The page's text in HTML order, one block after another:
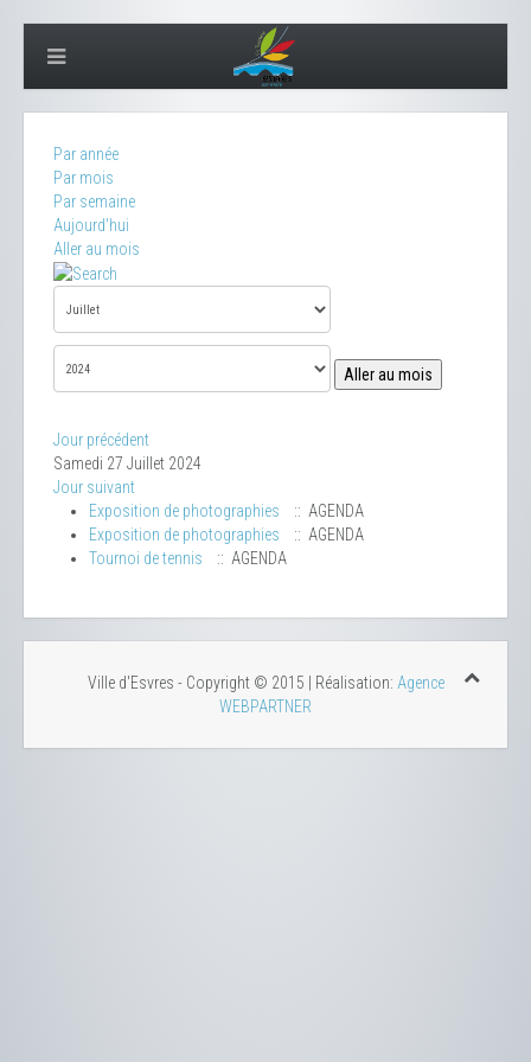
Par année
Par mois
Par semaine
Aujourd'hui
Aller au mois
Aller au mois
Jour précédent
Samedi 27 Juillet 2024
Jour suivant
Exposition de photographies
:: AGENDA
Exposition de photographies
:: AGENDA
Tournoi de tennis
:: AGENDA
Ville d'Esvres - Copyright © 2015 | Réalisation: Agence
WEBPARTNER